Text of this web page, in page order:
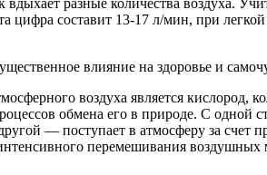
цифра составит 13-17 л/мин, при
влияние на здоровье и
воздуха является кислород,
обмена его в природе. С одной
— поступает в атмосферу за счет
перемешивания воздушных